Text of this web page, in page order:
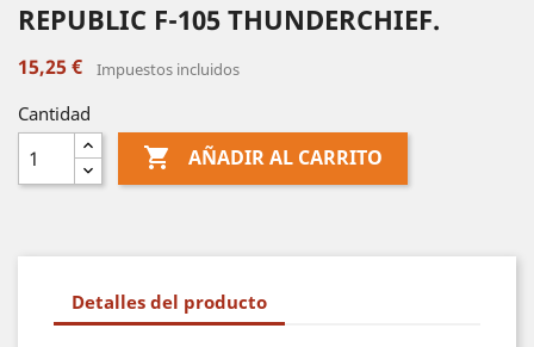
REPUBLIC F-105 THUNDERCHIEF.
15,25 € Impuestos incluidos
Cantidad
 AÑADIR AL CARRITO
Detalles del producto